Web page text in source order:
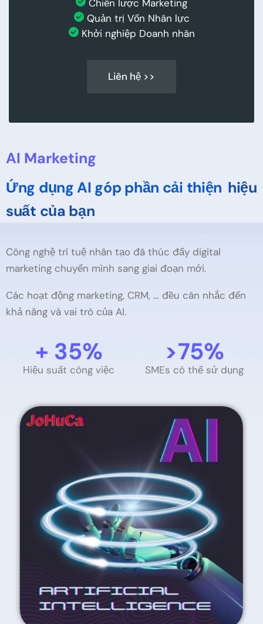
Chiến lược Marketing
Quản trị Vốn Nhân lực
Khởi nghiệp Doanh nhân
Liên hệ >>
AI Marketing
Ứng dụng AI góp phần cải thiện hiệu
suất của bạn
Công nghệ trí tuệ nhân tạo đã thúc đẩy digital
marketing chuyển mình sang giai đoạn mới.
Các hoạt động marketing, CRM, … đều cân nhắc đến
khả năng và vai trò của AI.
Hiệu suất công việc
+ 35%
SMEs có thể sử dụng
>75%